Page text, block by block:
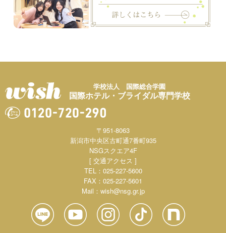
学校法人 国際総合学園
国際ホテル・ブライダル専門学校
〒951-8063
新潟市中央区古町通7番町935
NSGスクエア4F
[ 交通アクセス ]
TEL：025-227-5600
FAX：025-227-5601
Mail： wish@nsg.gr.jp